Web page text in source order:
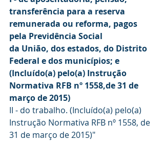
transferência para a reserva
remunerada ou reforma, pagos
pela Previdência Social
da União, dos estados, do Distrito
Federal e dos municípios; e
(Incluído(a) pelo(a) Instrução
Normativa RFB nº 1558,de 31 de
março de 2015)
II - do trabalho. (Incluído(a) pelo(a)
Instrução Normativa RFB nº 1558, de
31 de março de 2015)"